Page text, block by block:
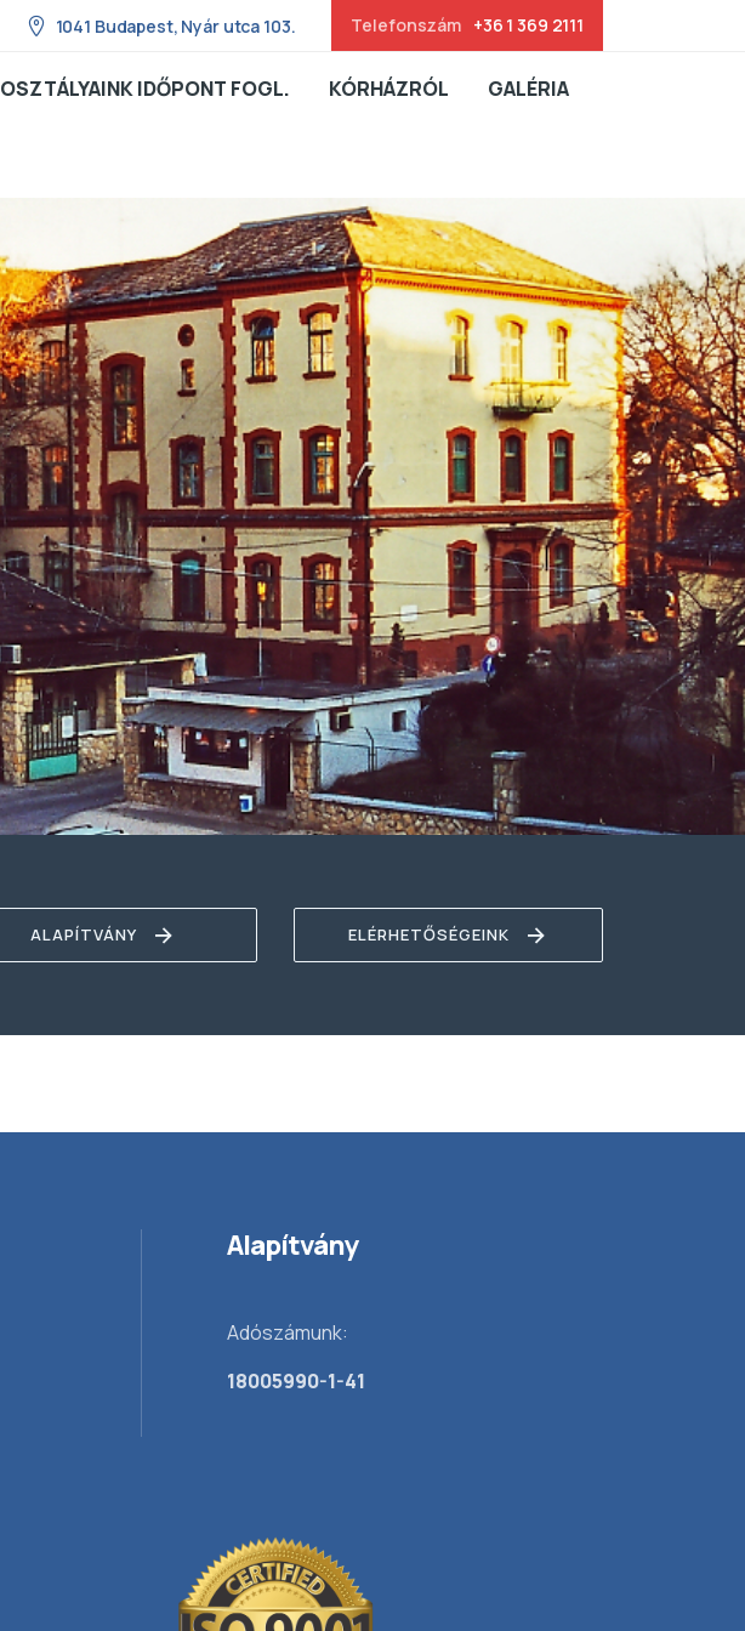
1041 Budapest, Nyár utca 103. Telefonszám +36 1 369 2111
OSZTÁLYAINK IDŐPONT FOGL. KÓRHÁZRÓL GALÉRIA
ALAPÍTVÁNY ELÉRHETŐSÉGEINK
Alapítvány
Adószámunk:
18005990-1-41